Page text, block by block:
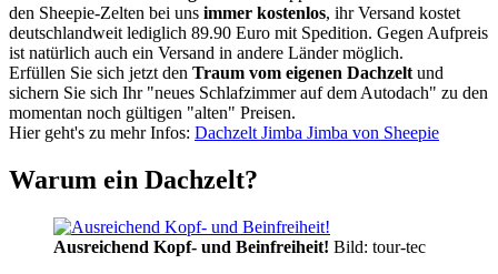
den Sheepie-Zelten bei uns immer kostenlos, ihr Versand kostet
deutschlandweit lediglich 89.90 Euro mit Spedition. Gegen Aufpreis
ist natürlich auch ein Versand in andere Länder möglich.
Erfüllen Sie sich jetzt den Traum vom eigenen Dachzelt und
sichern Sie sich Ihr "neues Schlafzimmer auf dem Autodach" zu den
momentan noch gültigen "alten" Preisen.
Hier geht's zu mehr Infos: Dachzelt Jimba Jimba von Sheepie
Warum ein Dachzelt?
Ausreichend Kopf- und Beinfreiheit! Bild: tour-tec